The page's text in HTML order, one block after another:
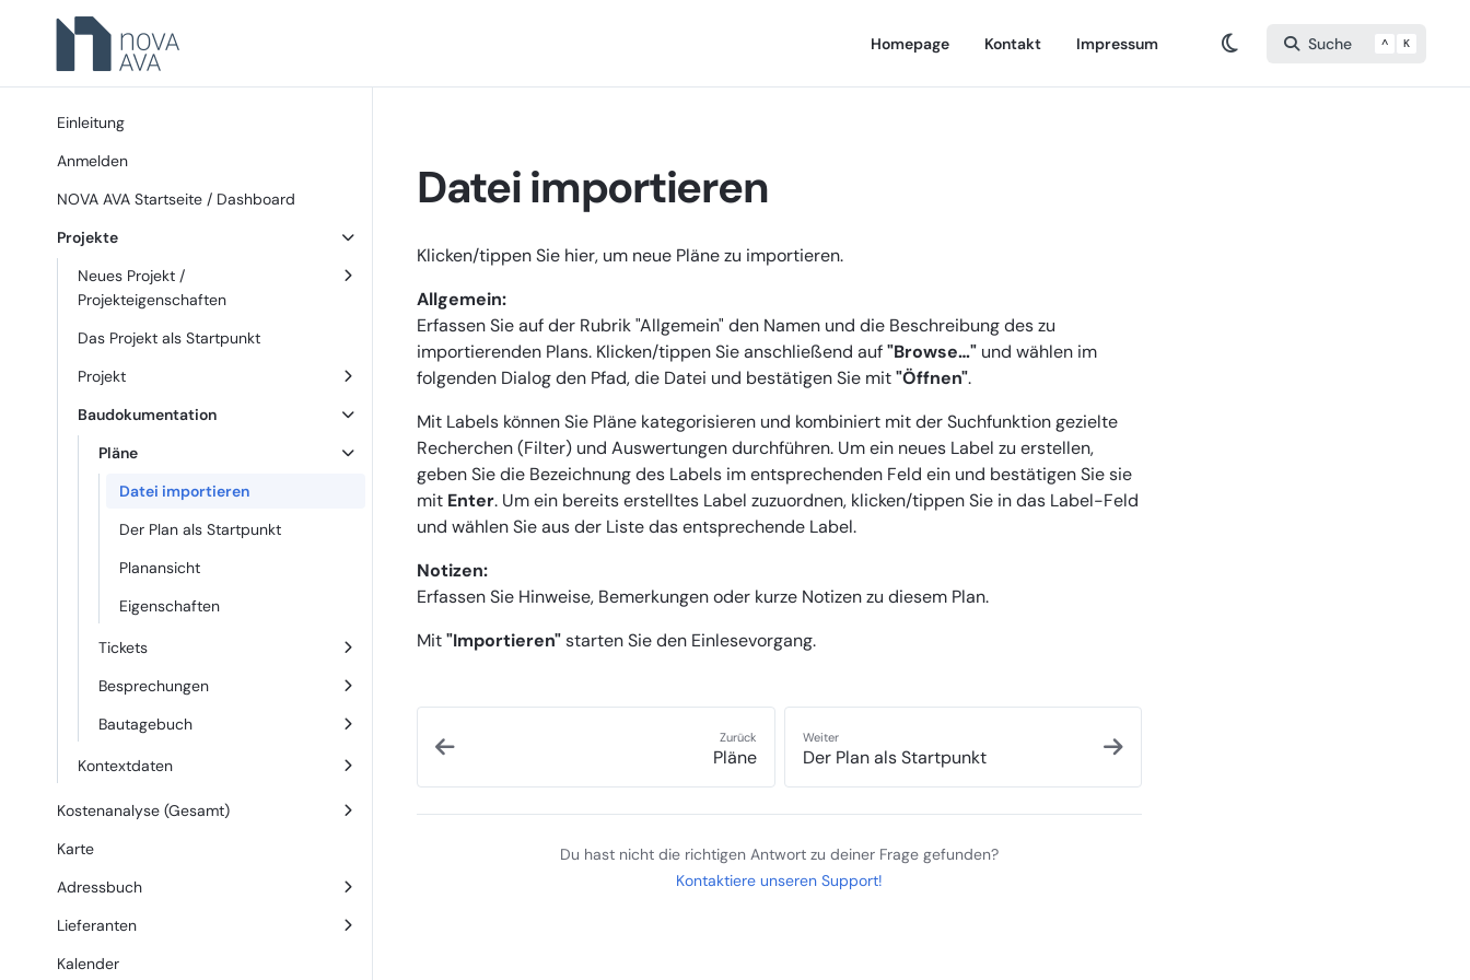
Homepage Kontakt Impressum Suche ^ K
Einleitung
Anmelden
NOVA AVA Startseite / Dashboard
Projekte
Neues Projekt /
Projekteigenschaften
Das Projekt als Startpunkt
Projekt
Baudokumentation
Pläne
Datei importieren
Der Plan als Startpunkt
Planansicht
Eigenschaften
Tickets
Besprechungen
Bautagebuch
Kontextdaten
Kostenanalyse (Gesamt)
Karte
Adressbuch
Lieferanten
Kalender
Datei importieren
Klicken/tippen Sie hier, um neue Pläne zu importieren.
Allgemein:
Erfassen Sie auf der Rubrik "Allgemein" den Namen und die Beschreibung des zu
importierenden Plans. Klicken/tippen Sie anschließend auf"Browse…" und wählen im
folgenden Dialog den Pfad, die Datei und bestätigen Sie mit"Öffnen".
Mit Labels können Sie Pläne kategorisieren und kombiniert mit der Suchfunktion gezielte
Recherchen (Filter) und Auswertungen durchführen. Um ein neues Label zu erstellen,
geben Sie die Bezeichnung des Labels im entsprechenden Feld ein und bestätigen Sie sie
mit Enter. Um ein bereits erstelltes Label zuzuordnen, klicken/tippen Sie in das Label-Feld
und wählen Sie aus der Liste das entsprechende Label.
Notizen:
Erfassen Sie Hinweise, Bemerkungen oder kurze Notizen zu diesem Plan.
Mit"Importieren"starten Sie den Einlesevorgang.
Zurück
Pläne
Weiter
Der Plan als Startpunkt
Du hast nicht die richtigen Antwort zu deiner Frage gefunden?
Kontaktiere unseren Support!